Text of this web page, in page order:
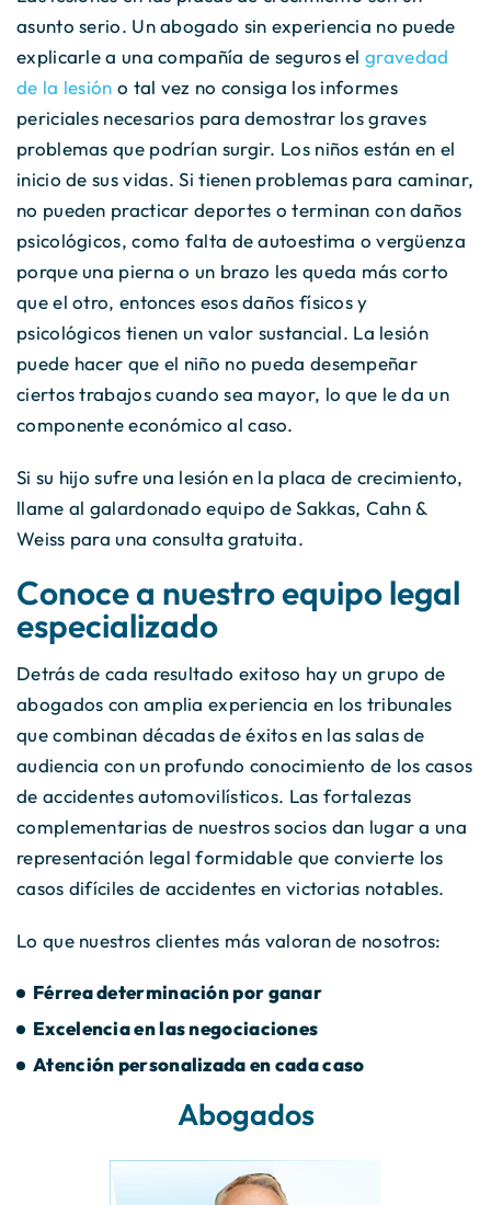
asunto serio. Un abogado sin experiencia no puede
explicarle a una compañía de seguros el gravedad
de la lesión o tal vez no consiga los informes
periciales necesarios para demostrar los graves
problemas que podrían surgir. Los niños están en el
inicio de sus vidas. Si tienen problemas para caminar,
no pueden practicar deportes o terminan con daños
psicológicos, como falta de autoestima o vergüenza
porque una pierna o un brazo les queda más corto
que el otro, entonces esos daños físicos y
psicológicos tienen un valor sustancial. La lesión
puede hacer que el niño no pueda desempeñar
ciertos trabajos cuando sea mayor, lo que le da un
componente económico al caso.
Si su hijo sufre una lesión en la placa de crecimiento,
llame al galardonado equipo de Sakkas, Cahn &
Weiss para una consulta gratuita.
Conoce a nuestro equipo legal
especializado
Detrás de cada resultado exitoso hay un grupo de
abogados con amplia experiencia en los tribunales
que combinan décadas de éxitos en las salas de
audiencia con un profundo conocimiento de los casos
de accidentes automovilísticos. Las fortalezas
complementarias de nuestros socios dan lugar a una
representación legal formidable que convierte los
casos difíciles de accidentes en victorias notables.
Lo que nuestros clientes más valoran de nosotros:
Férrea determinación por ganar
Excelencia en las negociaciones
Atención personalizada en cada caso
Abogados